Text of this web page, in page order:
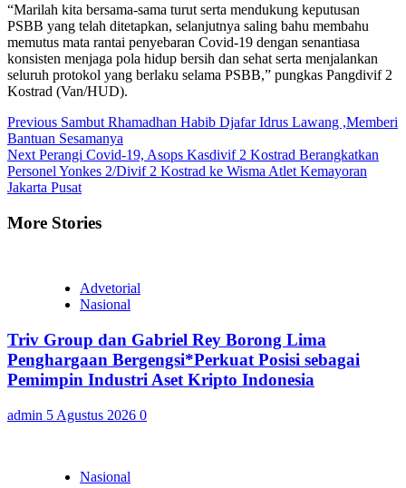
“Marilah kita bersama-sama turut serta mendukung keputusan
PSBB yang telah ditetapkan, selanjutnya saling bahu membahu
memutus mata rantai penyebaran Covid-19 dengan senantiasa
konsisten menjaga pola hidup bersih dan sehat serta menjalankan
seluruh protokol yang berlaku selama PSBB,” pungkas Pangdivif 2
Kostrad (Van/HUD).
Continue
Reading
Previous Sambut Rhamadhan Habib Djafar Idrus Lawang ,Memberi
Bantuan Sesamanya
Next Perangi Covid-19, Asops Kasdivif 2 Kostrad Berangkatkan
Personel Yonkes 2/Divif 2 Kostrad ke Wisma Atlet Kemayoran
Jakarta Pusat
More Stories
Advetorial
Nasional
Triv Group dan Gabriel Rey Borong Lima
Penghargaan Bergengsi*Perkuat Posisi sebagai
Pemimpin Industri Aset Kripto Indonesia
admin 5 Agustus 2026 0
Nasional